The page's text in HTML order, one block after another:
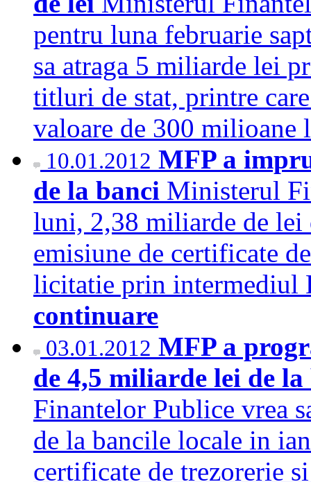
pentru luna februarie
sa atraga 5 miliarde lei
titluri de stat, printre
valoare de 300
10.01.2012 MFP a
de la banci Ministerul
luni, 2,38 miliarde de lei
emisiune de certificate
licitatie prin intermediul
continuare
03.01.2012 MFP a
de 4,5 miliarde lei de
Finantelor Publice vrea
de la bancile locale in
certificate de trezorerie